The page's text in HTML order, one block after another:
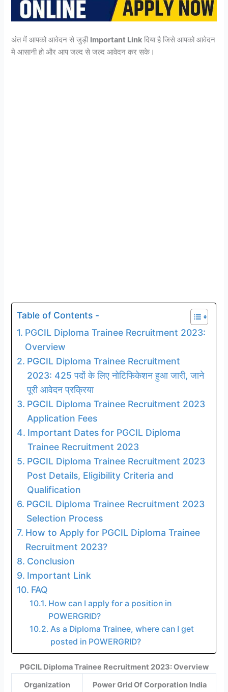
अंत में आपको आवेदन से जुड़ी Important Link दिया है जिसे आपको आवेदन
मे आसानी हो और आप जल्द से जल्द आवेदन कर सके।
Table of Contents -
PGCIL Diploma Trainee Recruitment 2023:
Overview
PGCIL Diploma Trainee Recruitment
2023: 425 पदों के लिए नोटिफिकेशन हुआ जारी, जाने
पूरी आवेदन प्रक्रिया
PGCIL Diploma Trainee Recruitment 2023
Application Fees
Important Dates for PGCIL Diploma
Trainee Recruitment 2023
PGCIL Diploma Trainee Recruitment 2023
Post Details, Eligibility Criteria and
Qualification
PGCIL Diploma Trainee Recruitment 2023
Selection Process
How to Apply for PGCIL Diploma Trainee
Recruitment 2023?
Conclusion
Important Link
FAQ
How can I apply for a position in
POWERGRID?
As a Diploma Trainee, where can I get
posted in POWERGRID?
PGCIL Diploma Trainee Recruitment 2023: Overview
Organization
Power Grid Of Corporation India